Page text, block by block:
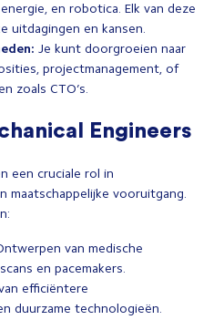
en robotica. Elk van deze
uitdagingen en kansen.
Je kunt doorgroeien naar
projectmanagement, of
zoals CTO’s.
Engineers
een cruciale rol in
maatschappelijke vooruitgang.
van medische
en pacemakers.
efficiëntere
duurzame technologieën.